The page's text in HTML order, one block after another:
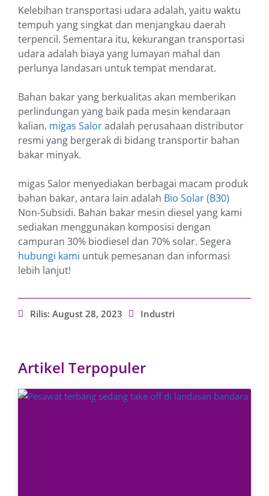
Kelebihan transportasi udara adalah, yaitu waktu
tempuh yang singkat dan menjangkau daerah
terpencil. Sementara itu, kekurangan transportasi
udara adalah biaya yang lumayan mahal dan
perlunya landasan untuk tempat mendarat.
Bahan bakar yang berkualitas akan memberikan
perlindungan yang baik pada mesin kendaraan
kalian. migas Saloradalah perusahaan distributor
resmi yang bergerak di bidang transportir bahan
bakar minyak.
migas Salor menyediakan berbagai macam produk
bahan bakar, antara lain adalah Bio Solar (B30)
Non-Subsidi. Bahan bakar mesin diesel yang kami
sediakan menggunakan komposisi dengan
campuran 30% biodiesel dan 70% solar. Segera
hubungi kami untuk pemesanan dan informasi
lebih lanjut!
Rilis: August 28, 2023 Industri
Artikel Terpopuler